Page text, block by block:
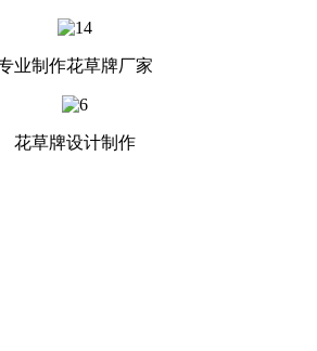
业制作花草牌厂家
花草牌设计制作